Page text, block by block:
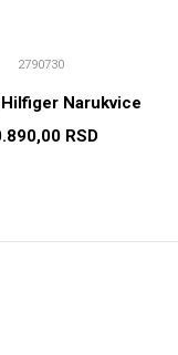
2790730
Narukvice
RSD